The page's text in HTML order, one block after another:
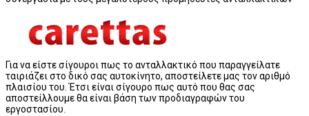
Για να είστε σίγουροι πως το ανταλλακτικό που παραγγείλατε
ταιριάζει στο δικό σας αυτοκίνητο, αποστείλετε μας τον αριθμό
πλαισίου του. Έτσι είναι σίγουρο πως αυτό που θας σας
αποστείλλουμε θα είναι βάση των προδιαγραφών του
εργοστασίου.